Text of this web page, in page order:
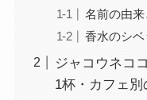
名前の由
香水のシ
ジャコウネコ
1杯・カフェ別